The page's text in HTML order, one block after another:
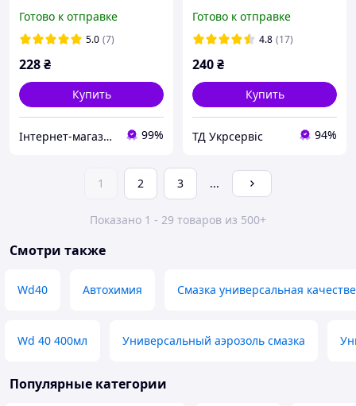
NOWAX (NX55110)
Готово к отправке
5.0 (7)
228₴
Купить
Інтернет-магазин "Запчастини до авто і не тільки" 99%
Готово к отправке
4.8 (17)
240₴
Купить
ТД Укрсервіс 94%
1 2 3 ...
Показано 1 - 29 товаров из 500+
Смотри также
Wd40 Автохимия Смазка универсальная
Wd 40 400мл Универсальный аэрозоль смазка
Популярные категории